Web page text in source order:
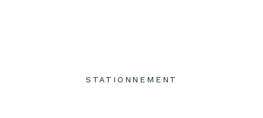
STATIONNEMENT